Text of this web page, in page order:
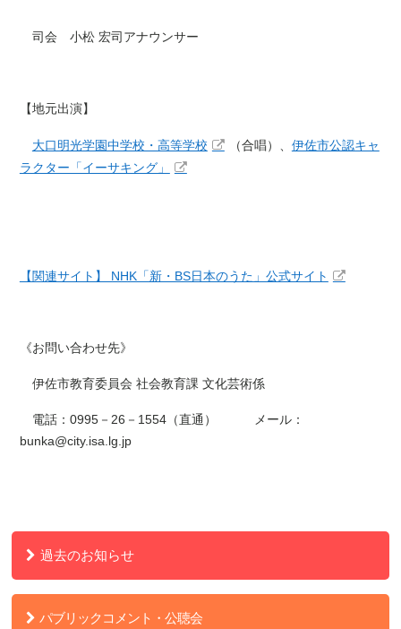
司会 小松 宏司アナウンサー
【地元出演】
大口明光学園中学校・高等学校 （合唱）、 伊佐市公認キャ
ラクター「イーサキング」
【関連サイト】 NHK「新・BS日本のうた」公式サイト
《お問い合わせ先》
伊佐市教育委員会 社会教育課 文化芸術係
電話：0995－26－1554（直通） メール：
bunka@city.isa.lg.jp
過去のお知らせ
パブリックコメント・公聴会